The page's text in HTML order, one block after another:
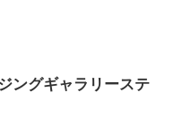
ングギャラリーステ